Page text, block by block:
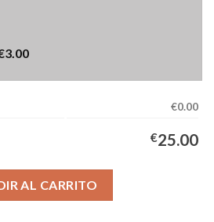
€0.00
€25.00
Equipación Niños 2026/2027 cantidad
AL CARRITO